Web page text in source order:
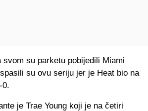
svom su parketu pobijedili Miami
su ovu seriju jer je Heat bio na
0.
je Trae Young koji je na četiri